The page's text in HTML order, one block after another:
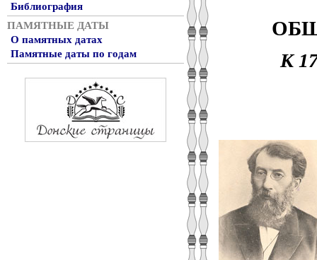
Библиография
ПАМЯТНЫЕ ДАТЫ
О памятных датах
Памятные даты по годам
К